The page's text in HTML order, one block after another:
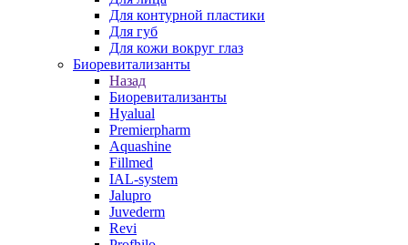
Для контурной пластики
Для губ
Для кожи вокруг глаз
Биоревитализанты
Назад
Биоревитализанты
Hyalual
Premierpharm
Aquashine
Fillmed
IAL-system
Jalupro
Juvederm
Revi